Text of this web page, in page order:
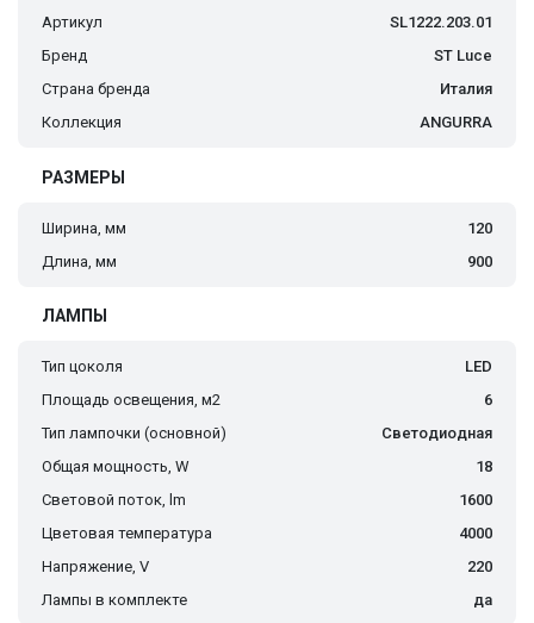
Артикул
SL1222.203.01
Бренд
ST Luce
Страна бренда
Италия
Коллекция
ANGURRA
РАЗМЕРЫ
Ширина, мм
120
Длина, мм
900
ЛАМПЫ
Тип цоколя
LED
Площадь освещения, м2
6
Тип лампочки (основной)
Светодиодная
Общая мощность, W
18
Световой поток, lm
1600
Цветовая температура
4000
Напряжение, V
220
Лампы в комплекте
да